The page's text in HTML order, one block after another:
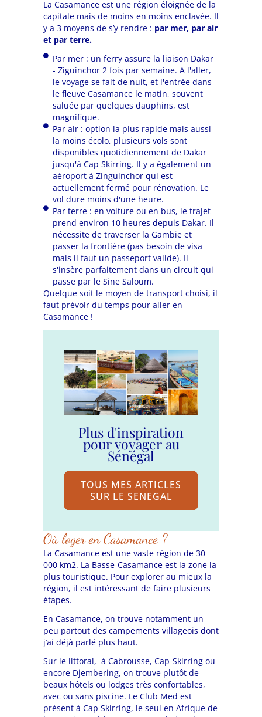
La Casamance est une région éloignée de la
capitale mais de moins en moins enclavée. Il
y a 3 moyens de s’y rendre : par mer, par air
et par terre.
Par mer : un ferry assure la liaison Dakar
- Ziguinchor 2 fois par semaine. A l'aller,
le voyage se fait de nuit, et l'entrée dans
le fleuve Casamance le matin, souvent
saluée par quelques dauphins, est
magnifique.
Par air : option la plus rapide mais aussi
la moins écolo, plusieurs vols sont
disponibles quotidiennement de Dakar
jusqu'à Cap Skirring. Il y a également un
aéroport à Zinguinchor qui est
actuellement fermé pour rénovation. Le
vol dure moins d'une heure.
Par terre : en voiture ou en bus, le trajet
prend environ 10 heures depuis Dakar. Il
nécessite de traverser la Gambie et
passer la frontière (pas besoin de visa
mais il faut un passeport valide). Il
s'insère parfaitement dans un circuit qui
passe par le Sine Saloum.
Quelque soit le moyen de transport choisi, il
faut prévoir du temps pour aller en
Casamance !
Plus d'inspiration
pour voyager au
Sénégal
TOUS MES ARTICLES
SUR LE SENEGAL
Où loger en Casamance ?
La Casamance est une vaste région de 30
000 km2. La Basse-Casamance est la zone la
plus touristique. Pour explorer au mieux la
région, il est intéressant de faire plusieurs
étapes.
En Casamance, on trouve notamment un
peu partout des campements villageois dont
j’ai déjà parlé plus haut.
Sur le littoral, à Cabrousse, Cap-Skirring ou
encore Djembering, on trouve plutôt de
beaux hôtels ou lodges très confortables,
avec ou sans piscine. Le Club Med est
présent à Cap Skirring, le seul en Afrique de